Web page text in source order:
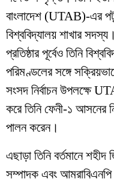
বাংলাদেশ (UTAB)-এর
বিশ্ববিদ্যালয় শাখার
প্রতিষ্ঠার পূর্বেও তিনি
পরিমণ্ডলের সঙ্গে
সংসদ নির্বাচন উপলক্ষে
করে তিনি ফেনী-১ আসনের
পালন করেন।
এছাড়া তিনি বর্তমানে
সম্পাদক এবং আমরাবিএনপি